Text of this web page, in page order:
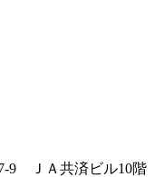
9 ＪＡ共済ビル10階